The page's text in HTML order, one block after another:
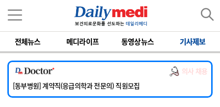
전체뉴스 메디라이프 동영상뉴스 기사제보
의사 채용
[서울아산병원] 2026년 하반기 인턴 모집
[영남대학교의료원] 마취통증의학과 임기제 임상의사 채용
[충남대학교병원] 소아청소년과(소아응급전담) 계약직 의사 공개채용
[동부병원] 계약직(응급의학과 전문의) 직원모집
[이대목동병원] 하반기 전공의(레지던트1년차) 모집